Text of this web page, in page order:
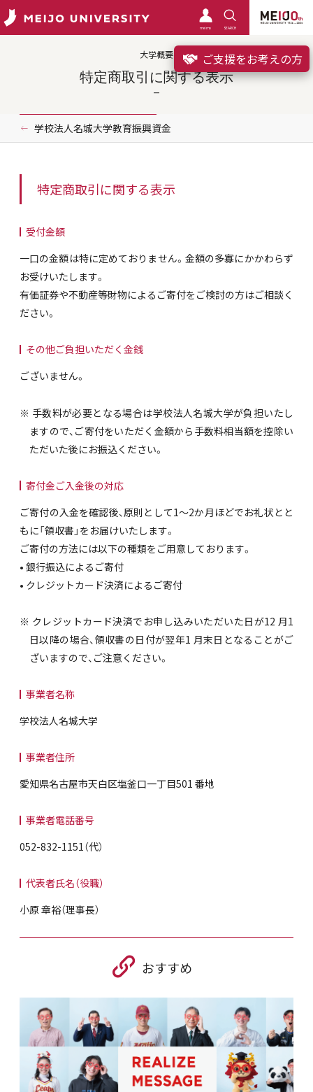
meimo SEARCH
ご支援をお考えの方
大学概要
特定商取引に関する表示
学校法人名城大学教育振興資金
特定商取引に関する表示
受付金額
一口の金額は特に定めておりません。金額の多寡にかかわらず
お受けいたします。
有価証券や不動産等財物によるご寄付をご検討の方はご相談く
ださい。
その他ご負担いただく金銭
ございません。
※ 手数料が必要となる場合は学校法人名城大学が負担いたし
ますので、ご寄付をいただく金額から手数料相当額を控除い
ただいた後にお振込ください。
寄付金ご入金後の対応
ご寄付の入金を確認後、原則として1～2か月ほどでお礼状とと
もに「領収書」をお届けいたします。
ご寄付の方法には以下の種類をご用意しております。
• 銀行振込によるご寄付
• クレジットカード決済によるご寄付
※ クレジットカード決済でお申し込みいただいた日が12 月1
日以降の場合、領収書の日付が翌年1 月末日となることがご
ざいますので、ご注意ください。
事業者名称
学校法人名城大学
事業者住所
愛知県名古屋市天白区塩釜口一丁目501 番地
事業者電話番号
052-832-1151（代）
代表者氏名（役職）
小原 章裕（理事長）
おすすめ